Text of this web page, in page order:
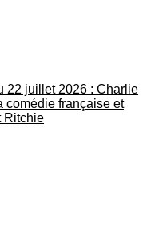
22 juillet 2026 : Charlie
comédie française et
Ritchie